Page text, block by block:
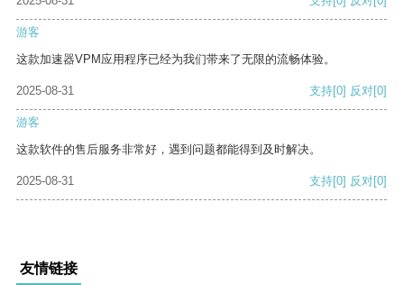
游客
这款加速器VPM应用程序已经为我们带来了无限的流畅体验。
2025-08-31 支持[0] 反对[0]
游客
这款软件的售后服务非常好，遇到问题都能得到及时解决。
2025-08-31 支持[0] 反对[0]
友情链接